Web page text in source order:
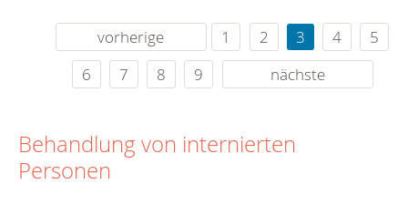
vorherige 1 2 3 4
5
6
7 8 9 nächste
Behandlung von internierten
Personen